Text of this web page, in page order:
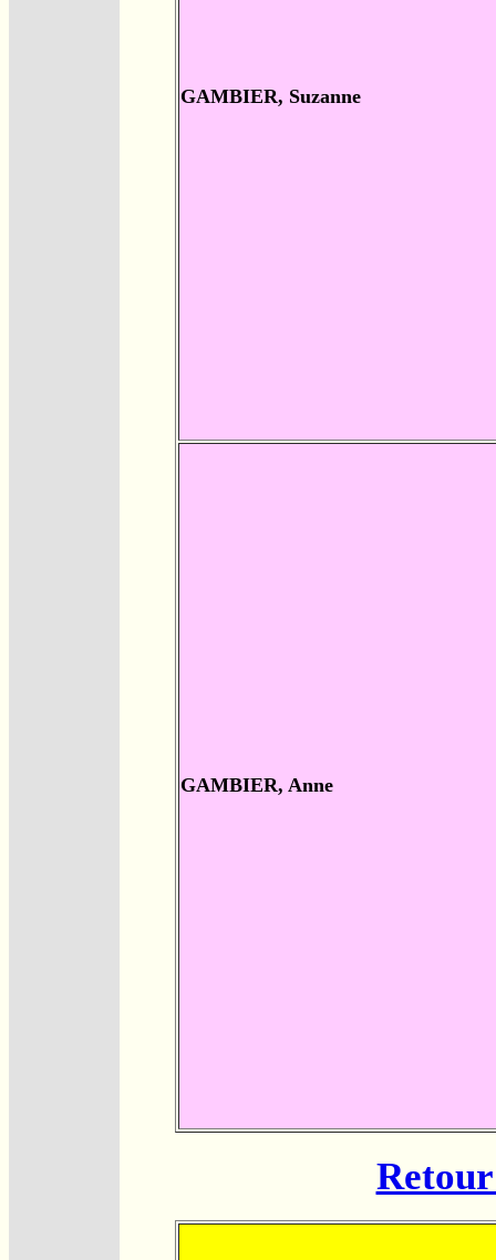
GAMBIER, Suzanne
GAMBIER, Anne